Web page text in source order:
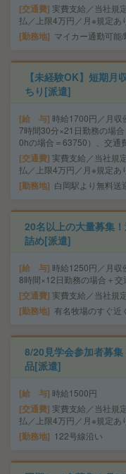
交通費 実費支給／当社規
払／上限4万円／月※規定あ
勤務地 マイカー通勤可能
【未経験OK】短期
ちり[派遣]
給 与 時給1700円／月
7時間30分×21日勤務の場
0hの場合＝63750）、交通
交通費 実費支給／当社規
払／上限4万円／月※規定あ
勤務地 白岡駅より無料送
20名以上の大量募集
詰め[派遣]
給 与 時給1250円／月
8時間×12日勤務の場合＋交
交通費 実費支給／当社規定
勤務地 有名牧場のすぐ近
8/20見学会参加者募
品[派遣]
給 与 時給1500円
交通費 実費支給／当社規
払／上限4万円／月※規定あ
勤務地 122号線沿い